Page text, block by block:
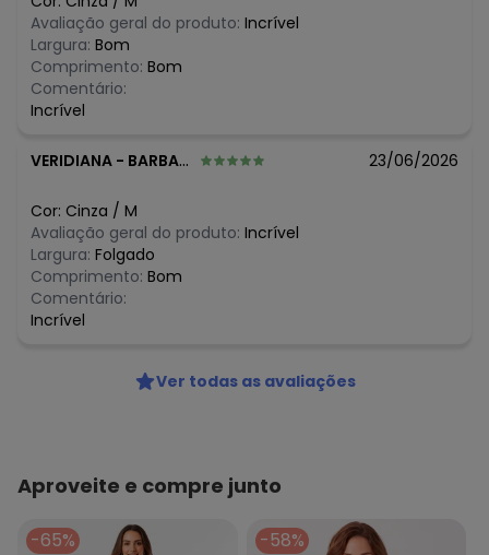
julho/2026
junho/2026
maio/2026
abril/2026
março/2026
Avaliação geral do produto: Incrível
Largura: Bom
Comprimento: Bom
Comentário:
Incrível
VERIDIANA - BARBACENA - MG 23/06/2026
Cor: Cinza / M
Avaliação geral do produto: Incrível
Largura: Folgado
Comprimento: Bom
Comentário:
Incrível
Ver todas as avaliações
Aproveite e compre junto
-65% -58%